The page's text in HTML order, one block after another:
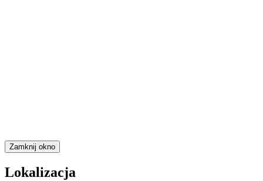
Zamknij okno
Lokalizacja